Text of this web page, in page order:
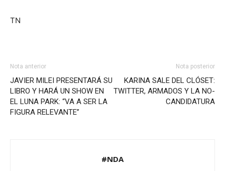
TN
Nota anterior
JAVIER MILEI PRESENTARÁ SU
LIBRO Y HARÁ UN SHOW EN
EL LUNA PARK: “VA A SER LA
FIGURA RELEVANTE”
Nota posterior
KARINA SALE DEL CLÓSET:
TWITTER, ARMADOS Y LA NO-
CANDIDATURA
#NDA